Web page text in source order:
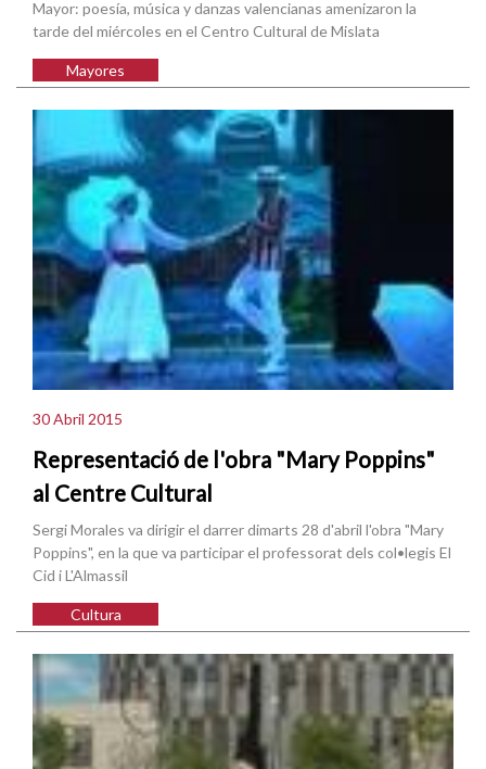
Mayor: poesía, música y danzas valencianas amenizaron la
tarde del miércoles en el Centro Cultural de Mislata
Mayores
30 Abril 2015
Representació de l'obra "Mary Poppins"
al Centre Cultural
Sergi Morales va dirigir el darrer dimarts 28 d'abril l'obra "Mary
Poppins", en la que va participar el professorat dels col•legis El
Cid i L'Almassil
Cultura